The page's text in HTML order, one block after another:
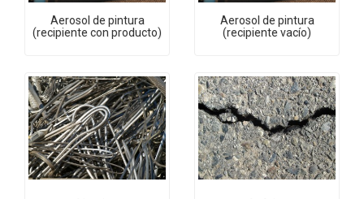
Aerosol de pintura
(recipiente con producto)
Aerosol de pintura
(recipiente vacío)